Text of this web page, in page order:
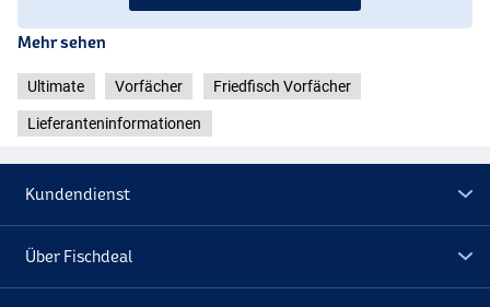
Mehr sehen
Ultimate Vorfächer Friedfisch Vorfächer
Lieferanteninformationen
Kundendienst
Über Fischdeal